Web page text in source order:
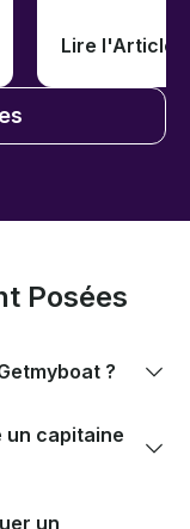
Lire l'Article
Posées
?
un capitaine
un